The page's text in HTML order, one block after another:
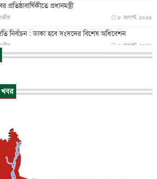
প্রতিষ্ঠাবার্ষিকীতে প্রধানমন্ত্রী
৮ আগস্ট, ২০২৬
নির্বাচন : ডাকা হবে সংসদের বিশেষ অধিবেশন
৮ আগস্ট, ২০২৬
সঙ্গে সাক্ষাতে খুদে শিল্পী অনুশ্রী রায়ের স্বপ...
তুরস্কের সঙ্গে প্রতিরক্ষা চুক্তি সৌদি আরবকে কতটা ন...
গ্রুমিং কেলেঙ্কারি : পাকিস্তানির অপরাধে অস্বস্তি...
কাটিয়ে কূটনৈতিক সম্পর্ক পুনঃস্থাপন করছে মেক্সিকো ও
আন্তর্জাতিক
খবর